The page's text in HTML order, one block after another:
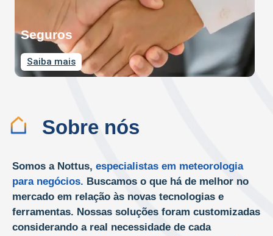
Seguros
Saiba mais
Sobre nós
Somos a Nottus, especialistas em meteorologia
para negócios. Buscamos o que há de melhor no
mercado em relação às novas tecnologias e
ferramentas. Nossas soluções foram customizadas
considerando a real necessidade de cada